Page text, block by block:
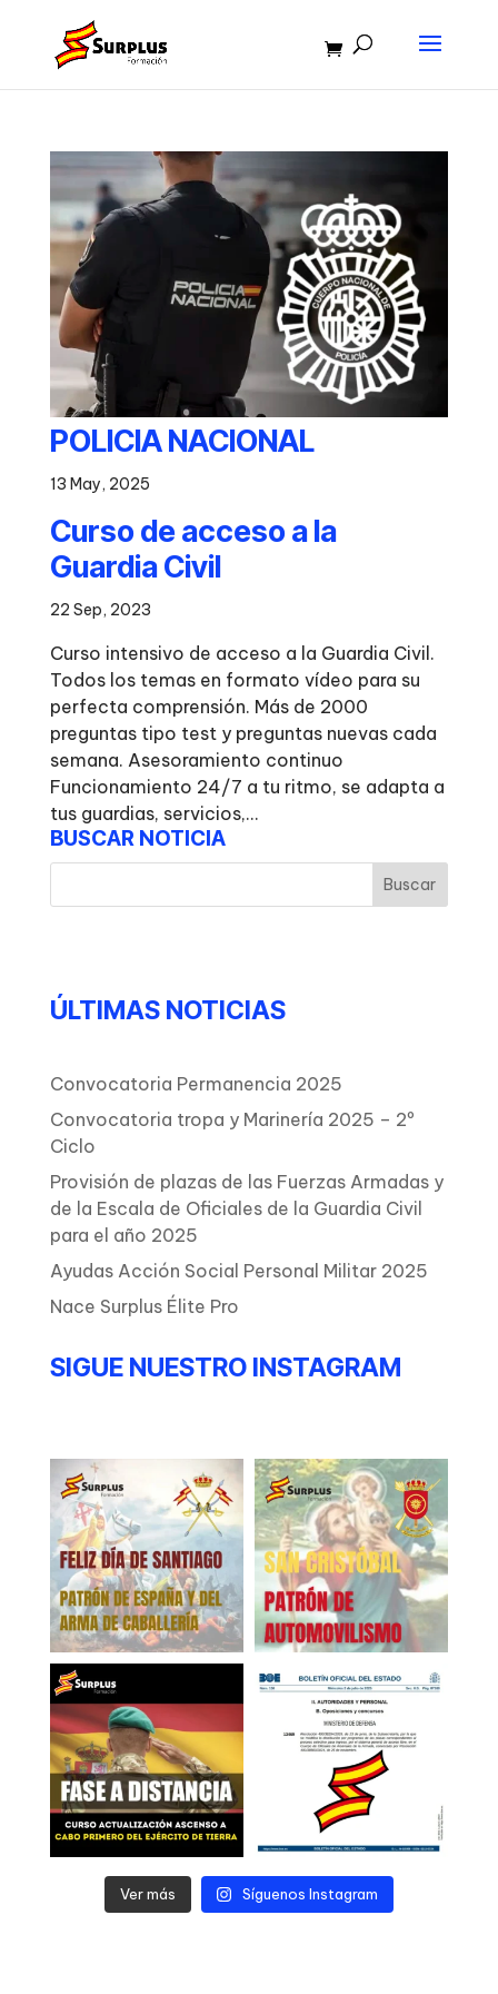
POLICIA NACIONAL
13 May, 2025
Curso de acceso a la
Guardia Civil
22 Sep, 2023
Curso intensivo de acceso a la Guardia Civil.
Todos los temas en formato vídeo para su
perfecta comprensión. Más de 2000
preguntas tipo test y preguntas nuevas cada
semana. Asesoramiento continuo
Funcionamiento 24/7 a tu ritmo, se adapta a
tus guardias, servicios,...
BUSCAR NOTICIA
ÚLTIMAS NOTICIAS
Convocatoria Permanencia 2025
Convocatoria tropa y Marinería 2025 – 2º
Ciclo
Provisión de plazas de las Fuerzas Armadas y
de la Escala de Oficiales de la Guardia Civil
para el año 2025
Ayudas Acción Social Personal Militar 2025
Nace Surplus Élite Pro
SIGUE NUESTRO INSTAGRAM
Ver más Síguenos Instagram